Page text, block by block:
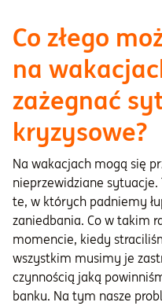
Co złego
na
zażegnać
kryzysowe?
Na wakacjach mogą się
nieprzewidziane sytuacje.
te, w których padniemy
zaniedbania. Co w takim
momencie, kiedy
wszystkim musimy je
czynnością jaką
banku. Na tym nasze